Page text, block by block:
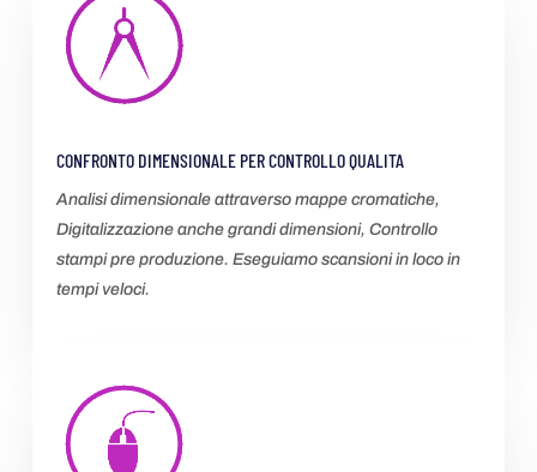
CONFRONTO DIMENSIONALE PER CONTROLLO QUALITA
Analisi dimensionale attraverso mappe cromatiche,
Digitalizzazione anche grandi dimensioni, Controllo
stampi pre produzione. Eseguiamo scansioni in loco in
tempi veloci.